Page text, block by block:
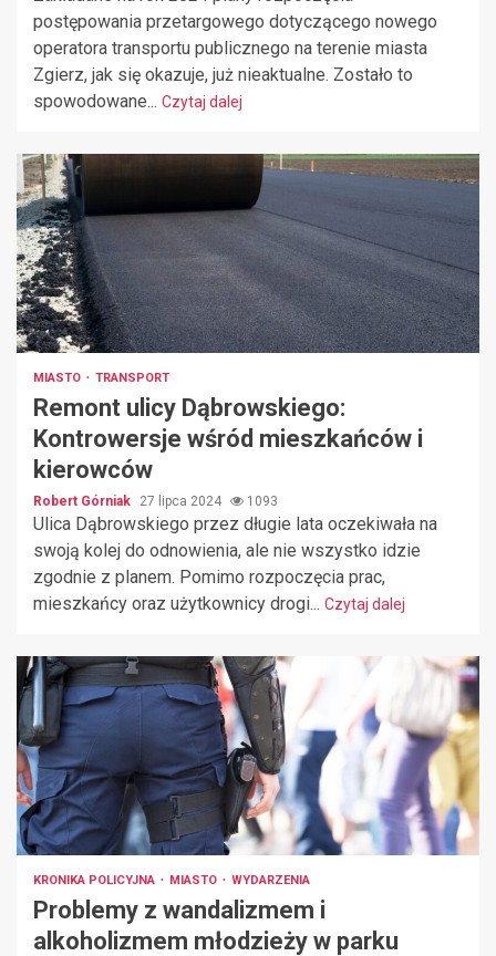
postępowania przetargowego dotyczącego nowego
operatora transportu publicznego na terenie miasta
Zgierz, jak się okazuje, już nieaktualne. Zostało to
spowodowane... Czytaj dalej
MIASTO TRANSPORT
Remont ulicy Dąbrowskiego:
Kontrowersje wśród mieszkańców i
kierowców
Robert Górniak 27 lipca 2024 1093
Ulica Dąbrowskiego przez długie lata oczekiwała na
swoją kolej do odnowienia, ale nie wszystko idzie
zgodnie z planem. Pomimo rozpoczęcia prac,
mieszkańcy oraz użytkownicy drogi... Czytaj dalej
KRONIKA POLICYJNA MIASTO WYDARZENIA
Problemy z wandalizmem i
alkoholizmem młodzieży w parku